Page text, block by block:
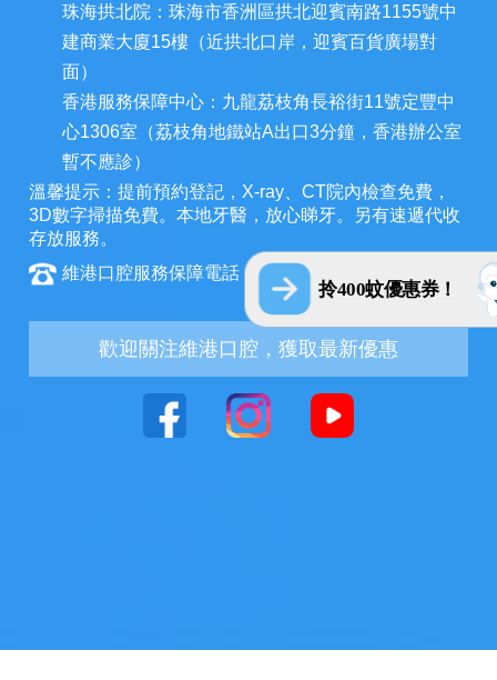
拎400蚊優惠券！
珠海拱北院：珠海市香洲區拱北迎賓南路1155號中
建商業大廈15樓（近拱北口岸，迎賓百貨廣場對
面）
香港服務保障中心：九龍荔枝角長裕街11號定豐中
心1306室（荔枝角地鐵站A出口3分鐘，香港辦公室
暫不應診）
溫馨提示：提前預約登記，X-ray、CT院內檢查免費，
3D數字掃描免費。本地牙醫，放心睇牙。另有速遞代收
存放服務。
維港口腔服務保障電話：+852 6847 2582
歡迎關注維港口腔，獲取最新優惠